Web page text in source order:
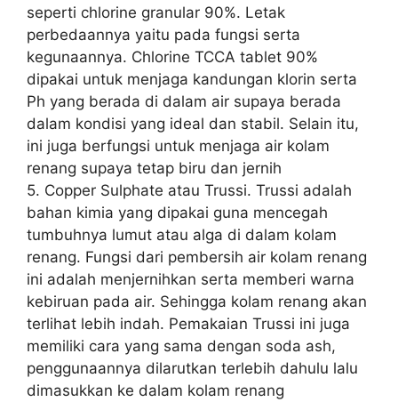
seperti chlorine granular 90%. Letak
perbedaannya yaitu pada fungsi serta
kegunaannya. Chlorine TCCA tablet 90%
dipakai untuk menjaga kandungan klorin serta
Ph yang berada di dalam air supaya berada
dalam kondisi yang ideal dan stabil. Selain itu,
ini juga berfungsi untuk menjaga air kolam
renang supaya tetap biru dan jernih
5. Copper Sulphate atau Trussi. Trussi adalah
bahan kimia yang dipakai guna mencegah
tumbuhnya lumut atau alga di dalam kolam
renang. Fungsi dari pembersih air kolam renang
ini adalah menjernihkan serta memberi warna
kebiruan pada air. Sehingga kolam renang akan
terlihat lebih indah. Pemakaian Trussi ini juga
memiliki cara yang sama dengan soda ash,
penggunaannya dilarutkan terlebih dahulu lalu
dimasukkan ke dalam kolam renang